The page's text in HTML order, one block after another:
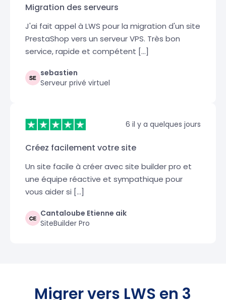
Migration des serveurs
J'ai fait appel à LWS pour la migration d'un site
PrestaShop vers un serveur VPS. Très bon
service, rapide et compétent [...]
sebastien
Serveur privé virtuel
6 il y a quelques jours
Créez facilement votre site
Un site facile à créer avec site builder pro et
une équipe réactive et sympathique pour
vous aider si [...]
Cantaloube Etienne aik
SiteBuilder Pro
Migrer vers LWS en 3